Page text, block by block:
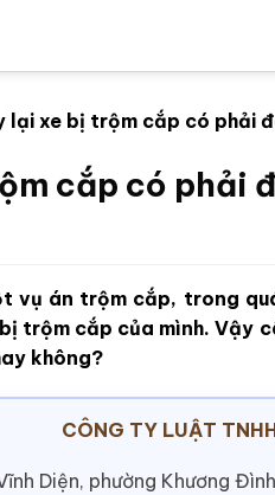
lại xe bị trộm cắp có phải
cắp có phải
vụ án trộm cắp, trong
trộm cắp của mình. Vậy
không?
CÔNG TY LUẬT
Diện, phường Khương